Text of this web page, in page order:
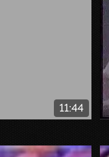
11:44